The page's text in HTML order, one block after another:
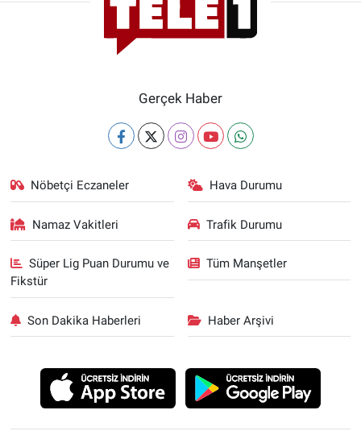
Gerçek Haber
Nöbetçi Eczaneler Hava Durumu
Namaz Vakitleri Trafik Durumu
Süper Lig Puan Durumu ve
Fikstür
Tüm Manşetler
Son Dakika Haberleri Haber Arşivi